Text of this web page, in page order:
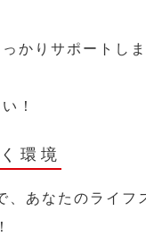
かりサポートし
！
環境
あなたのライフ